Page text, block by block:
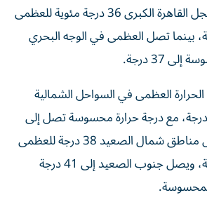
توقعت الهيئة أن تسجل القاهرة الكبرى 36 درجة مئوية للعظمى
بينما تصل العظمى في الوجه البحري
العظمى في السواحل الشمالية
الغربية والشرقية 32 درجة، مع درجة حرارة محسوسة تصل إلى
36 درجة، فيما تسجل مناطق شمال الصعيد 38 درجة للعظمى
و40 درجة للمحسوسة، ويصل جنوب الصعيد إلى 41 درجة